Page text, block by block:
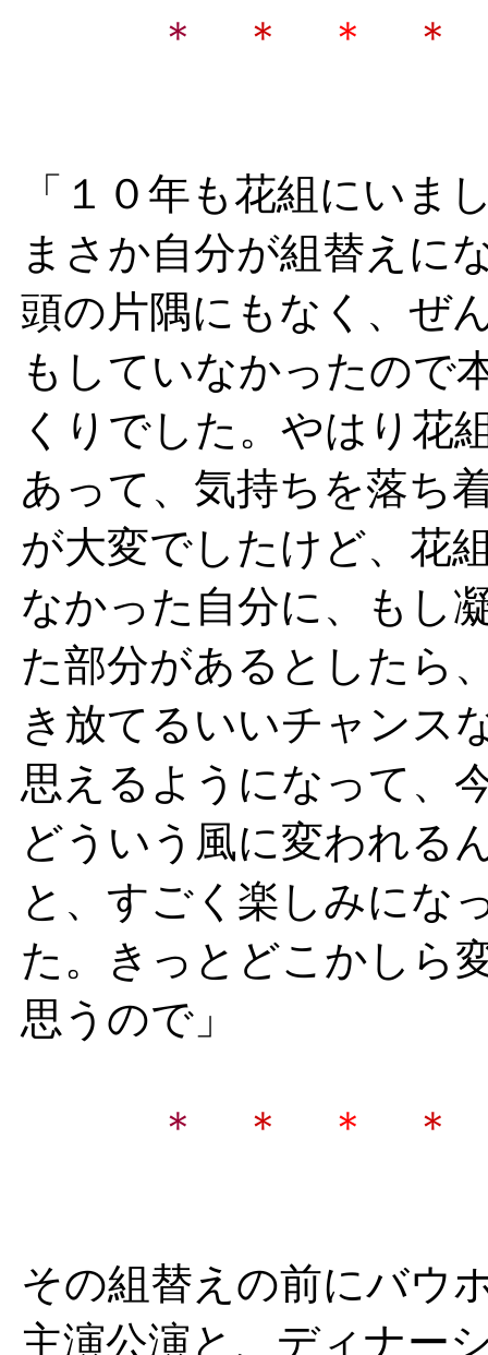
＊ ＊ ＊ ＊
「１０年も花組にいま
まさか自分が組替えに
頭の片隅にもなく、ぜ
もしていなかったので
くりでした。やはり花
あって、気持ちを落ち
が大変でしたけど、花
なかった自分に、もし
た部分があるとしたら
き放てるいいチャンス
思えるようになって、
どういう風に変われる
と、すごく楽しみにな
た。きっとどこかしら
思うので」
＊ ＊ ＊ ＊
その組替えの前にバウ
主演公演と、ディナー